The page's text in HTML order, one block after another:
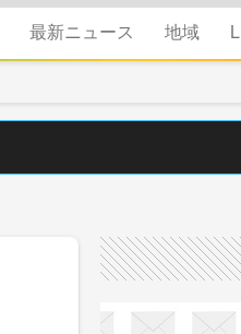
最新ニュース 地域